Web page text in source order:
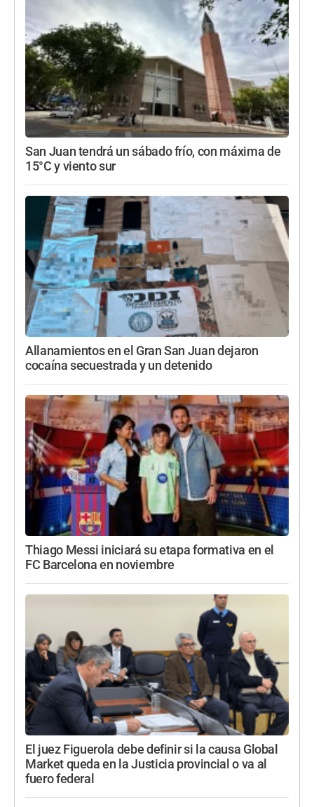
San Juan tendrá un sábado frío, con máxima de
15°C y viento sur
Allanamientos en el Gran San Juan dejaron
cocaína secuestrada y un detenido
Thiago Messi iniciará su etapa formativa en el
FC Barcelona en noviembre
El juez Figuerola debe definir si la causa Global
Market queda en la Justicia provincial o va al
fuero federal